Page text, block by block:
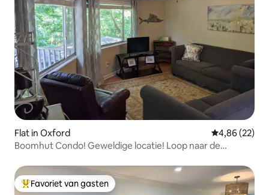
Flat in Oxford Gemiddelde
4,86 (22)
Boomhut Condo! Geweldige locatie! Loop naar de
Topfavoriet van gasten
Favoriet van gasten